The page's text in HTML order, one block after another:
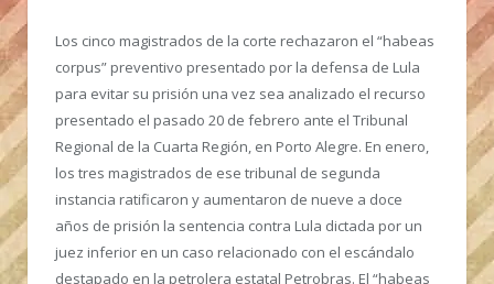
Los cinco magistrados de la corte rechazaron el “habeas
corpus” preventivo presentado por la defensa de Lula
para evitar su prisión una vez sea analizado el recurso
presentado el pasado 20 de febrero ante el Tribunal
Regional de la Cuarta Región, en Porto Alegre. En enero,
los tres magistrados de ese tribunal de segunda
instancia ratificaron y aumentaron de nueve a doce
años de prisión la sentencia contra Lula dictada por un
juez inferior en un caso relacionado con el escándalo
destapado en la petrolera estatal Petrobras. El “habeas